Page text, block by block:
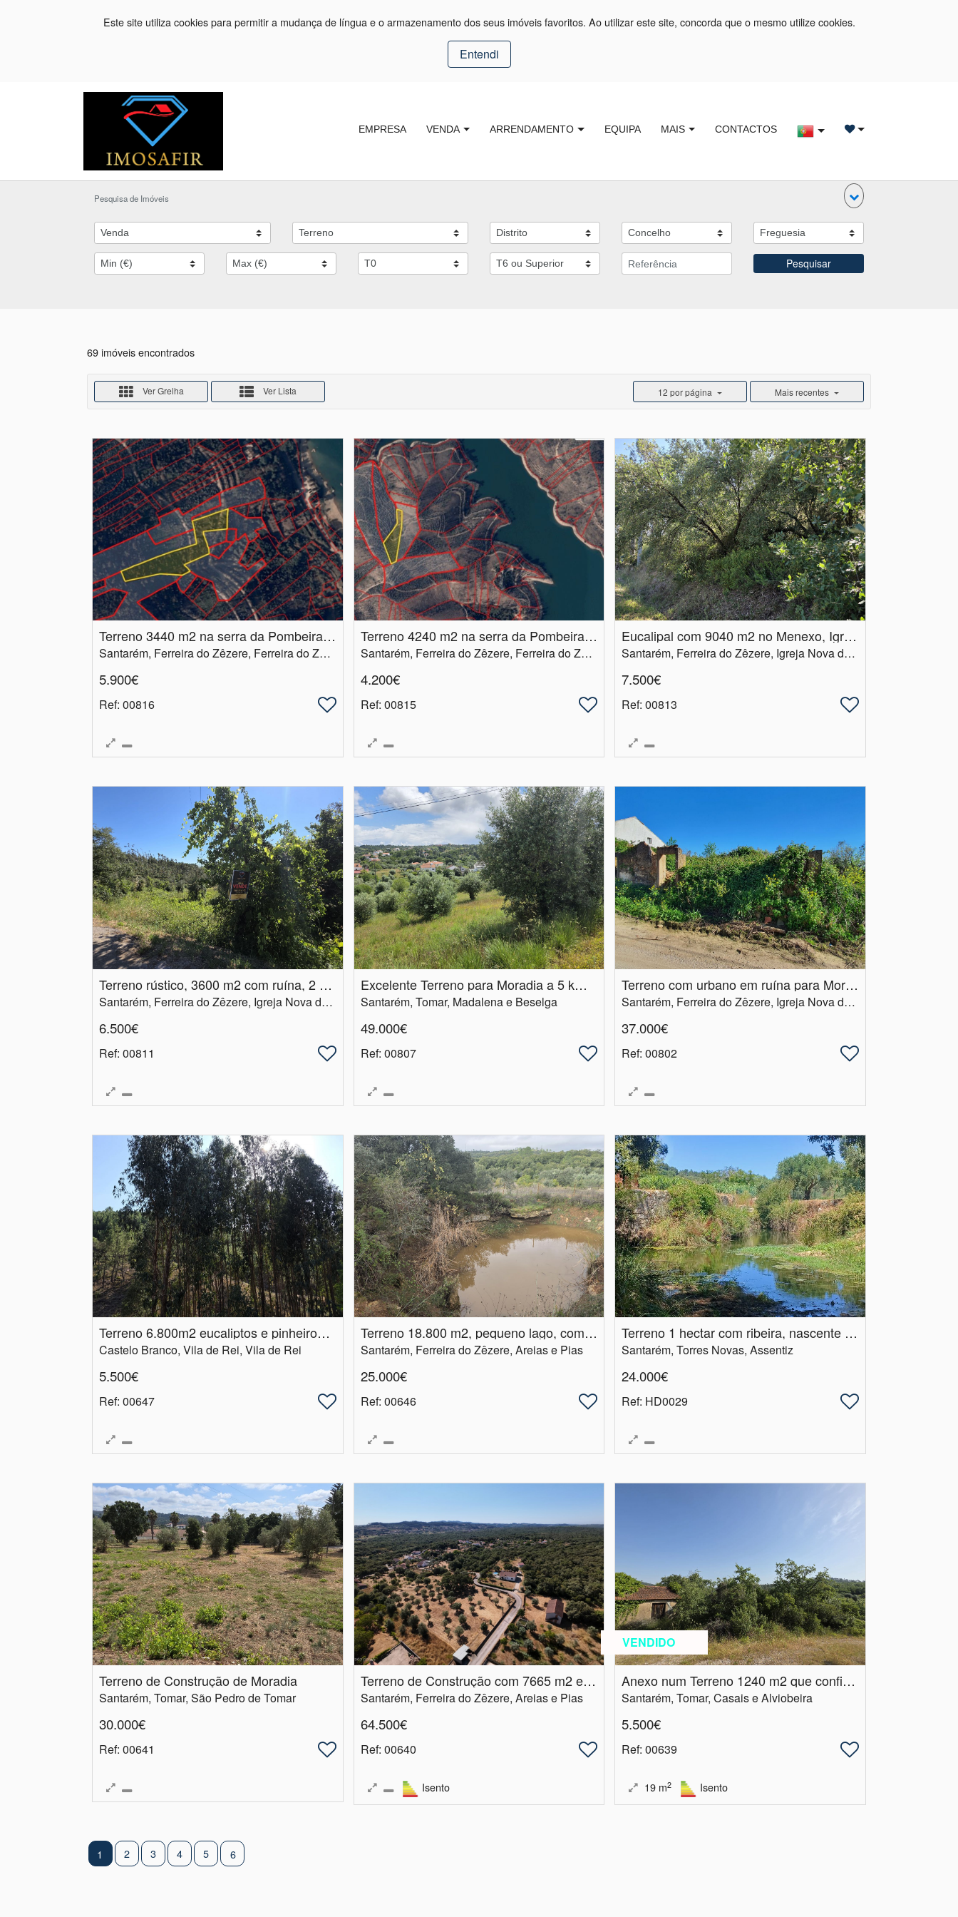
Este site utiliza cookies para permitir a mudança de língua e o armazenamento dos seus imóveis favoritos. Ao utilizar este site, concorda que o mesmo utilize cookies.
Entendi
EMPRESA VENDA ARRENDAMENTO EQUIPA MAIS CONTACTOS
Pesquisa de Imóveis
Pesquisar
69 imóveis encontrados
Ver Grelha Ver Lista 12 por página Mais recentes
Terreno 3440 m2 na serra da Pombeira com vista de Rio panorâmica
Santarém, Ferreira do Zêzere, Ferreira do Zêzere
5.900€
Ref: 00816
Terreno 4240 m2 na serra da Pombeira com acesso razoável
Santarém, Ferreira do Zêzere, Ferreira do Zêzere
4.200€
Ref: 00815
Eucalipal com 9040 m2 no Menexo, Igreja Nova do Sobral
Santarém, Ferreira do Zêzere, Igreja Nova do Sobral
7.500€
Ref: 00813
Terreno rústico, 3600 m2 com ruína, 2 poços em Igreja nova
Santarém, Ferreira do Zêzere, Igreja Nova do Sobral
6.500€
Ref: 00811
Excelente Terreno para Moradia a 5 kms de Tomar
Santarém, Tomar, Madalena e Beselga
49.000€
Ref: 00807
Terreno com urbano em ruína para Moradia em Igreja Nova do Sobral
Santarém, Ferreira do Zêzere, Igreja Nova do Sobral
37.000€
Ref: 00802
Terreno 6.​800m2 eucaliptos e pinheiros em Vila de Rei
Castelo Branco, Vila de Rei, Vila de Rei
5.500€
Ref: 00647
Terreno 18.​800 m2, pequeno lago, com potencial para pomar ou agricultura
Santarém, Ferreira do Zêzere, Areias e Pias
25.000€
Ref: 00646
Terreno 1 hectar com ribeira, nascente todo o ano e praia pluvial.​ Assentiz, Azulada.
Santarém, Torres Novas, Assentiz
24.000€
Ref: HD0029
Terreno de Construção de Moradia
Santarém, Tomar, São Pedro de Tomar
30.000€
Ref: 00641
Terreno de Construção com 7665 m2 em Matos, Ferreira do Zêzere
Santarém, Ferreira do Zêzere, Areias e Pias
64.500€
Ref: 00640
Isento
VENDIDO
Anexo num Terreno 1240 m2 que confina com uma ribeira
Santarém, Tomar, Casais e Alviobeira
5.500€
Ref: 00639
19 m2 Isento
1 2 3 4 5 6